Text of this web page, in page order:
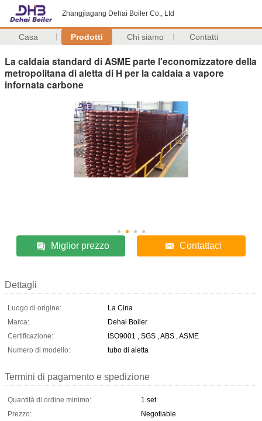
Zhangjiagang Dehai Boiler Co., Ltd
Casa Prodotti Chi siamo Contatti
La caldaia standard di ASME parte l'economizzatore della
metropolitana di aletta di H per la caldaia a vapore
infornata carbone
Miglior prezzo Contattaci
Dettagli
Luogo di origine:
La Cina
Marca:
Dehai Boiler
Certificazione:
ISO9001 , SGS , ABS , ASME
Numero di modello:
tubo di aletta
Termini di pagamento e spedizione
Quantità di ordine minimo:
1 set
Prezzo:
Negotiable